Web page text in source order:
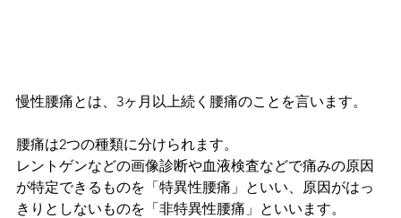
慢性腰痛とは、3ヶ月以上続く腰痛のことを言います。
腰痛は2つの種類に分けられます。
レントゲンなどの画像診断や血液検査などで痛みの原因
が特定できるものを「特異性腰痛」といい、原因がはっ
きりとしないものを「非特異性腰痛」といいます。